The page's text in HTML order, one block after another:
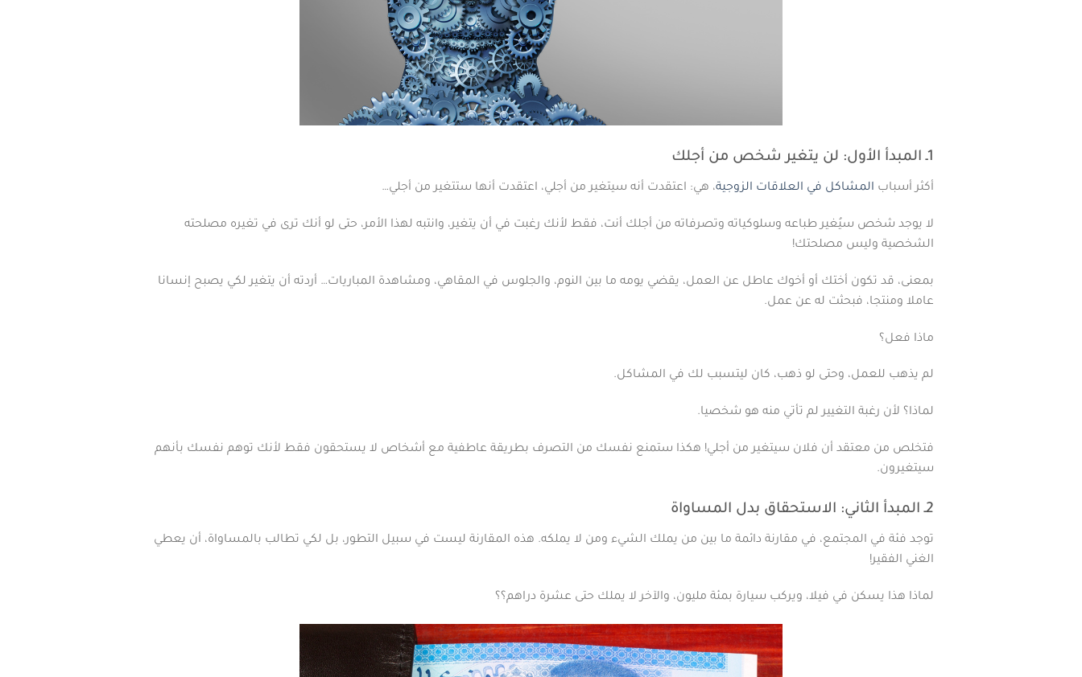
1ـ المبدأ الأول: لن يتغير شخص من أجلك
أكثر أسباب المشاكل في العلاقات الزوجية، هي: اعتقدت أنه سيتغير من أجلي، اعتقدت أنها ستتغير من أجلي…
لا يوجد شخص سيُغير طباعه وسلوكياته وتصرفاته من أجلك أنت، فقط لأنك رغبت في أن يتغير، وانتبه لهذا الأمر، حتى لو أنك ترى في تغيره مصلحته
الشخصية وليس مصلحتك!
بمعنى، قد تكون أختك أو أخوك عاطل عن العمل، يقضي يومه ما بين النوم، والجلوس في المقاهي، ومشاهدة المباريات… أردته أن يتغير لكي يصبح إنسانا
عاملا ومنتجا، فبحثت له عن عمل.
ماذا فعل؟
لم يذهب للعمل، وحتى لو ذهب، كان ليتسبب لك في المشاكل.
لماذا؟ لأن رغبة التغيير لم تأتي منه هو شخصيا.
فتخلص من معتقد أن فلان سيتغير من أجلي! هكذا ستمنع نفسك من التصرف بطريقة عاطفية مع أشخاص لا يستحقون فقط لأنك توهم نفسك بأنهم
سيتغيرون.
2ـ المبدأ الثاني: الاستحقاق بدل المساواة
توجد فئة في المجتمع، في مقارنة دائمة ما بين من يملك الشيء ومن لا يملكه. هذه المقارنة ليست في سبيل التطور، بل لكي تطالب بالمساواة، أن يعطي
الغني الفقير!
لماذا هذا يسكن في فيلا، ويركب سيارة بمئة مليون، والآخر لا يملك حتى عشرة دراهم؟؟